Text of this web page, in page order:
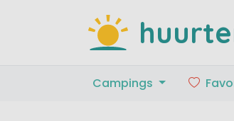
Campings